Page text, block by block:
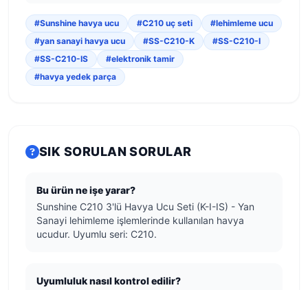
#Sunshine havya ucu #C210 uç seti
#lehimleme ucu
#yan sanayi havya ucu
#SS-C210-K
#SS-C210-I
#SS-C210-IS
#elektronik tamir
#havya yedek parça
SIK SORULAN SORULAR
Bu ürün ne işe yarar?
Sunshine C210 3'lü Havya Ucu Seti (K-I-IS) - Yan
Sanayi lehimleme işlemlerinde kullanılan havya
ucudur. Uyumlu seri: C210.
Uyumluluk nasıl kontrol edilir?